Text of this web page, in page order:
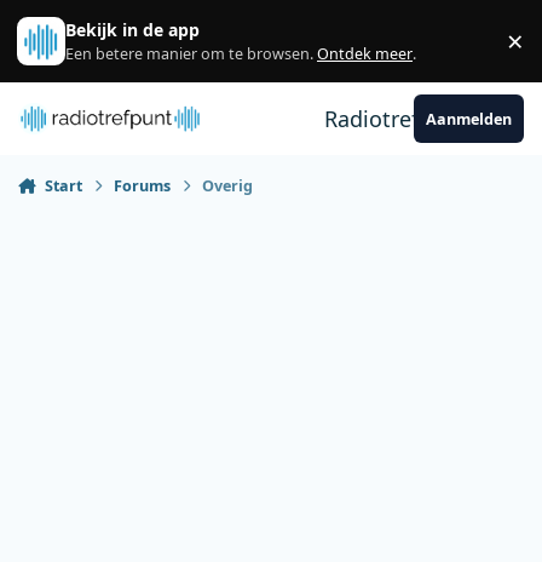
Spring naar bijdragen
Bekijk in de app
Een betere manier om te browsen.Ontdek meer. ×
RadiotrefpuntAanmelden
Start Forums Overig